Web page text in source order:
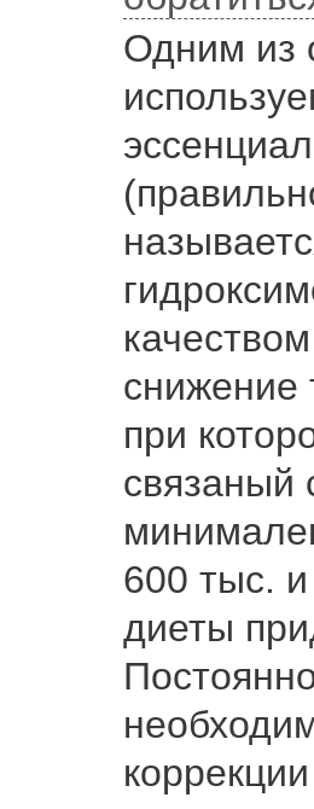
Одним из
снижение
при
связаный
600 тыс.
диеты